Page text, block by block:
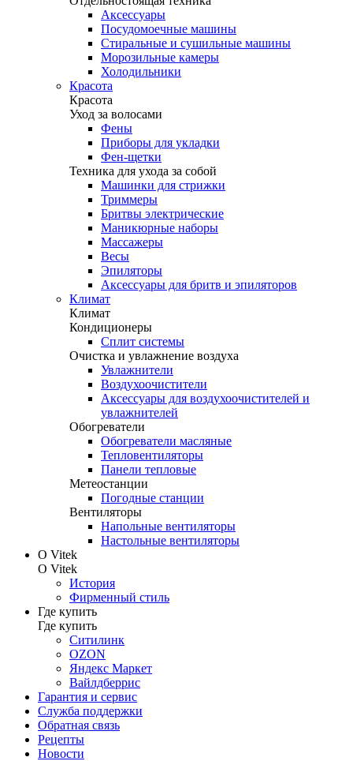
Аксессуары
Посудомоечные машины
Стиральные и сушильные машины
Морозильные камеры
Холодильники
Красота
Красота
Уход за волосами
Фены
Приборы для укладки
Фен-щетки
Техника для ухода за собой
Машинки для стрижки
Триммеры
Бритвы электрические
Маникюрные наборы
Массажеры
Весы
Эпиляторы
Аксессуары для бритв и эпиляторов
Климат
Климат
Кондиционеры
Сплит системы
Очистка и увлажнение воздуха
Увлажнители
Воздухоочистители
Аксессуары для воздухоочистителей и
увлажнителей
Обогреватели
Обогреватели масляные
Тепловентиляторы
Панели тепловые
Метеостанции
Погодные станции
Вентиляторы
Напольные вентиляторы
Настольные вентиляторы
О Vitek
О Vitek
История
Фирменный стиль
Где купить
Где купить
Ситилинк
OZON
Яндекс Маркет
Вайлдберрис
Гарантия и сервис
Служба поддержки
Обратная связь
Рецепты
Новости